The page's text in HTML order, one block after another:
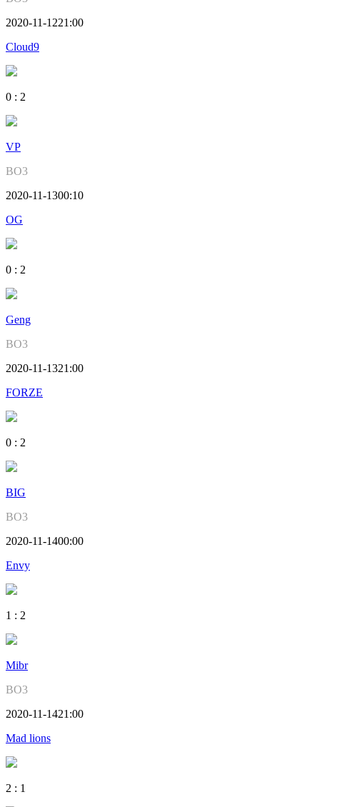
2020-11-1221:00
Cloud9
0 : 2
VP
BO3
2020-11-1300:10
OG
0 : 2
Geng
BO3
2020-11-1321:00
FORZE
0 : 2
BIG
BO3
2020-11-1400:00
Envy
1 : 2
Mibr
BO3
2020-11-1421:00
Mad lions
2 : 1